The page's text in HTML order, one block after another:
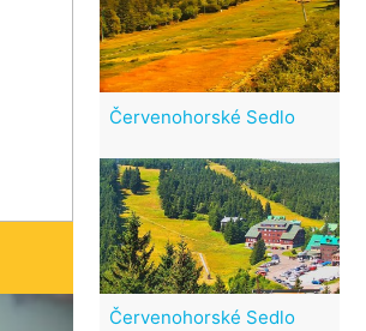
Červenohorské Sedlo
Červenohorské Sedlo